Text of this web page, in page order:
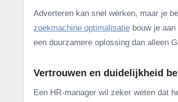
Adverteren kan snel werken, maar je
zoekmachine optimalisatie bouw je
een duurzamere oplossing dan alleen
Vertrouwen en duidelijkheid
Een HR-manager wil zeker weten dat